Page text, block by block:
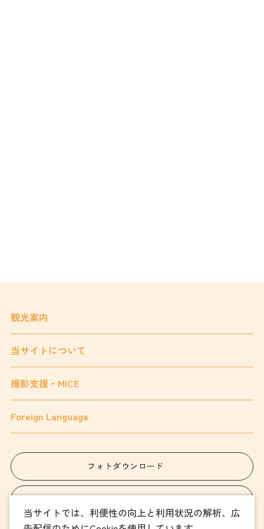
観光案内
当サイトについて
撮影支援・MICE
Foreign Language
フォトダウンロード
パンフレットダウンロード
当サイトでは、利便性の向上と利用状況の解析、広